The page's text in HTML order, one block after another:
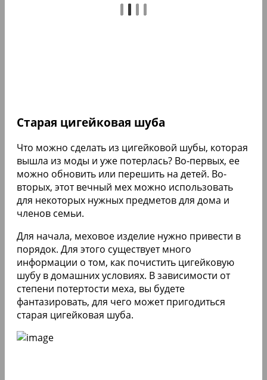
Старая цигейковая шуба
Что можно сделать из цигейковой шубы, которая
вышла из моды и уже потерлась? Во-первых, ее
можно обновить или перешить на детей. Во-
вторых, этот вечный мех можно использовать
для некоторых нужных предметов для дома и
членов семьи.
Для начала, меховое изделие нужно привести в
порядок. Для этого существует много
информации о том, как почистить цигейковую
шубу в домашних условиях. В зависимости от
степени потертости меха, вы будете
фантазировать, для чего может пригодиться
старая цигейковая шуба.